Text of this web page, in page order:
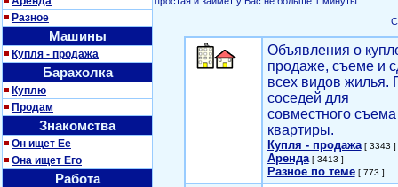
Разное
Машины
Купля - продажа
Барахолка
Куплю
Продам
Знакомства
Он ищет Ее
Она ищет Его
Работа
Объявления о
продаже, съеме и
всех видов жилья.
соседей для
совместного съема
квартиры.
Купля - продажа[ 3343 ]
Аренда[ 3413 ]
Разное по теме[ 773 ]